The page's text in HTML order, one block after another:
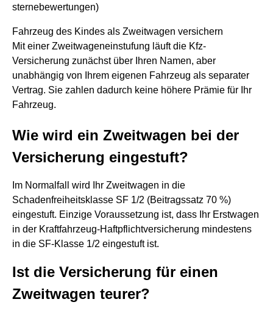
sternebewertungen)
Fahrzeug des Kindes als Zweitwagen versichern
Mit einer Zweitwageneinstufung läuft die Kfz-
Versicherung zunächst über Ihren Namen, aber
unabhängig von Ihrem eigenen Fahrzeug als separater
Vertrag. Sie zahlen dadurch keine höhere Prämie für Ihr
Fahrzeug.
Wie wird ein Zweitwagen bei der
Versicherung eingestuft?
Im Normalfall wird Ihr Zweitwagen in die
Schadenfreiheitsklasse SF 1/2 (Beitragssatz 70 %)
eingestuft. Einzige Voraussetzung ist, dass Ihr Erstwagen
in der Kraftfahrzeug-Haftpflichtversicherung mindestens
in die SF-Klasse 1/2 eingestuft ist.
Ist die Versicherung für einen
Zweitwagen teurer?